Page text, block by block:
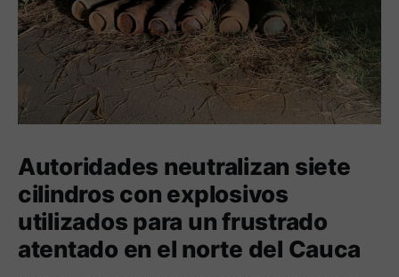
Autoridades neutralizan siete
cilindros con explosivos
utilizados para un frustrado
atentado en el norte del Cauca